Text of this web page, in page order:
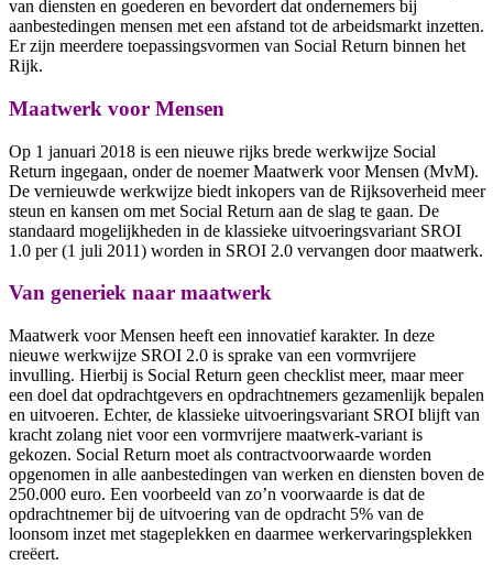
van diensten en goederen en bevordert dat ondernemers bij
aanbestedingen mensen met een afstand tot de arbeidsmarkt inzetten.
Er zijn meerdere toepassingsvormen van Social Return binnen het
Rijk.
Maatwerk voor Mensen
Op 1 januari 2018 is een nieuwe rijks brede werkwijze Social
Return ingegaan, onder de noemer Maatwerk voor Mensen (MvM).
De vernieuwde werkwijze biedt inkopers van de Rijksoverheid meer
steun en kansen om met Social Return aan de slag te gaan. De
standaard mogelijkheden in de klassieke uitvoeringsvariant SROI
1.0 per (1 juli 2011) worden in SROI 2.0 vervangen door maatwerk.
Van generiek naar maatwerk
Maatwerk voor Mensen heeft een innovatief karakter. In deze
nieuwe werkwijze SROI 2.0 is sprake van een vormvrijere
invulling. Hierbij is Social Return geen checklist meer, maar meer
een doel dat opdrachtgevers en opdrachtnemers gezamenlijk bepalen
en uitvoeren. Echter, de klassieke uitvoeringsvariant SROI blijft van
kracht zolang niet voor een vormvrijere maatwerk-variant is
gekozen. Social Return moet als contractvoorwaarde worden
opgenomen in alle aanbestedingen van werken en diensten boven de
250.000 euro. Een voorbeeld van zo’n voorwaarde is dat de
opdrachtnemer bij de uitvoering van de opdracht 5% van de
loonsom inzet met stageplekken en daarmee werkervaringsplekken
creëert.